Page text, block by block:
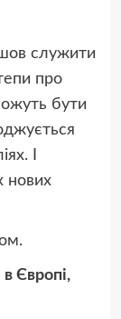
служити
про
бути
І
нових
Європі,